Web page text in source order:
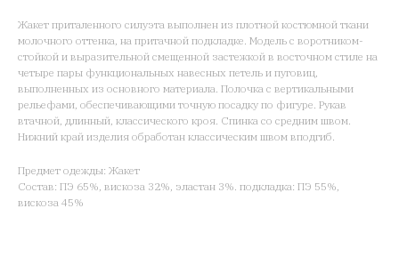
Жакет приталенного силуэта выполнен из плотной костюмной ткани
молочного оттенка, на притачной подкладке. Модель с воротником-
стойкой и выразительной смещенной застежкой в восточном стиле на
четыре пары функциональных навесных петель и пуговиц,
выполненных из основного материала. Полочка с вертикальными
рельефами, обеспечивающими точную посадку по фигуре. Рукав
втачной, длинный, классического кроя. Спинка со средним швом.
Нижний край изделия обработан классическим швом вподгиб.
Предмет одежды: Жакет
Состав: ПЭ 65%, вискоза 32%, эластан 3%. подкладка: ПЭ 55%,
вискоза 45%